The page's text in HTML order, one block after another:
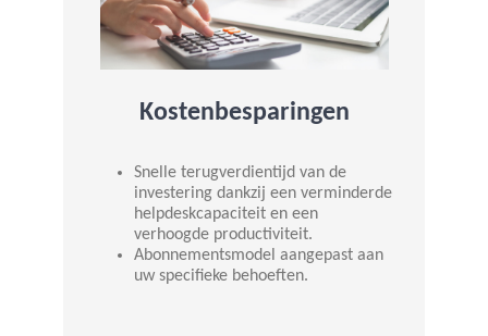
Kostenbesparingen
Snelle terugverdientijd van de
investering dankzij een verminderde
helpdeskcapaciteit en een
verhoogde productiviteit.
Abonnementsmodel aangepast aan
uw specifieke behoeften.